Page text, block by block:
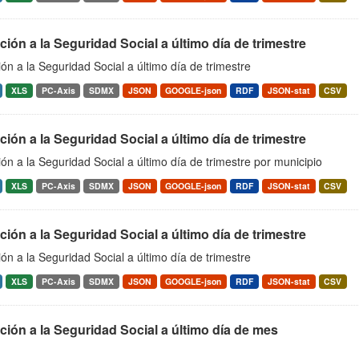
a la Seguridad Social a último día de trimestre
a la Seguridad Social a último día de trimestre
XLS PC-Axis SDMX JSON GOOGLE-json RDF JSON-stat CSV
a la Seguridad Social a último día de trimestre
a la Seguridad Social a último día de trimestre por municipio
XLS PC-Axis SDMX JSON GOOGLE-json RDF JSON-stat CSV
a la Seguridad Social a último día de trimestre
a la Seguridad Social a último día de trimestre
XLS PC-Axis SDMX JSON GOOGLE-json RDF JSON-stat CSV
a la Seguridad Social a último día de mes